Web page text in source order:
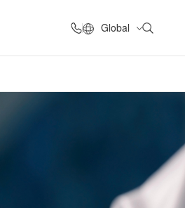
Global